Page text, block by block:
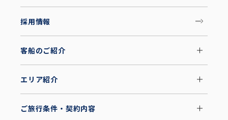
採用情報
客船のご紹介
エリア紹介
ご旅行条件・契約内容